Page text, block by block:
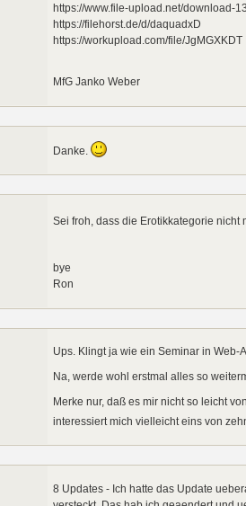
https://www.file-upload.net/download-
https://filehorst.de/d/daquadxD
https://workupload.com/file/JgMGXKDT
MfG Janko Weber
Danke.
Sei froh, dass die Erotikkategorie nicht
bye
Ron
Ups. Klingt ja wie ein Seminar in Web-
Na, werde wohl erstmal alles so
Merke nur, daß es mir nicht so leicht
interessiert mich vielleicht eins von
8 Updates - Ich hatte das Update